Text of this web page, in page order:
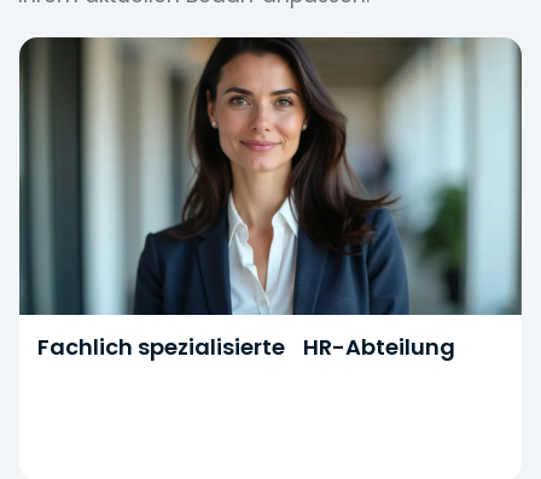
Fachlich spezialisierte HR-Abteilung